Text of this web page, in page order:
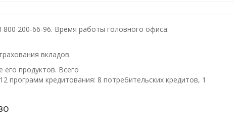
800 200-66-96. Время работы головного офиса:
вкладов.
его продуктов. Всего
программ кредитования: 8 потребительских кредитов, 1